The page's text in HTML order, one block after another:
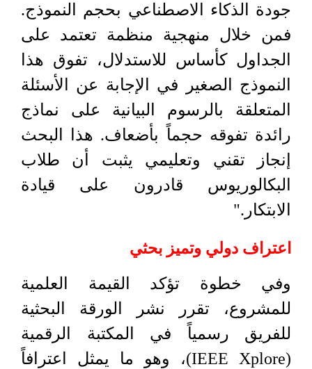
جودة الذكاء الاصطناعي بحجم النموذج.
فمن خلال منهجية منظمة تعتمد على
الجداول كأساس للاستدلال، تفوق هذا
النموذج الصغير في الإجابة عن الأسئلة
المتعلقة بالرسوم البيانية على نماذج
رائدة تفوقه حجماً بأضعاف. هذا البحث
إنجاز تقني وتعليمي يثبت أن طلاب
البكالوريوس قادرون على قيادة
الابتكار."
اعتراف دولي وتميز بحثي
وفي خطوة تؤكد القيمة العلمية
للمشروع، تقرر نشر الورقة البحثية
للفريق رسمياً في المكتبة الرقمية
(IEEE Xplore)، وهو ما يمثل اعترافاً